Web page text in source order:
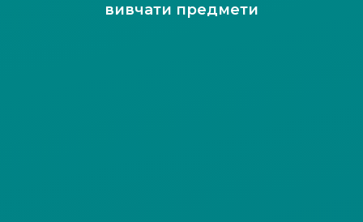
вивчати предмети